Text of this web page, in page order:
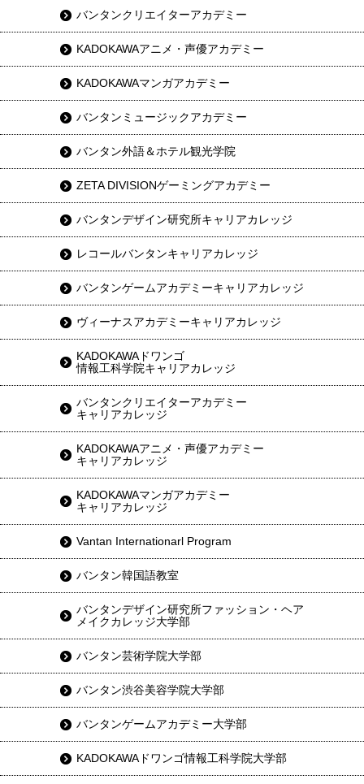
バンタンクリエイターアカデミー
KADOKAWAアニメ・声優アカデミー
KADOKAWAマンガアカデミー
バンタンミュージックアカデミー
バンタン外語＆ホテル観光学院
ZETA DIVISIONゲーミングアカデミー
バンタンデザイン研究所キャリアカレッジ
レコールバンタンキャリアカレッジ
バンタンゲームアカデミーキャリアカレッジ
ヴィーナスアカデミーキャリアカレッジ
KADOKAWAドワンゴ
情報工科学院キャリアカレッジ
バンタンクリエイターアカデミー
キャリアカレッジ
KADOKAWAアニメ・声優アカデミー
キャリアカレッジ
KADOKAWAマンガアカデミー
キャリアカレッジ
Vantan Internationarl Program
バンタン韓国語教室
バンタンデザイン研究所ファッション・ヘア
メイクカレッジ大学部
バンタン芸術学院大学部
バンタン渋谷美容学院大学部
バンタンゲームアカデミー大学部
KADOKAWAドワンゴ情報工科学院大学部